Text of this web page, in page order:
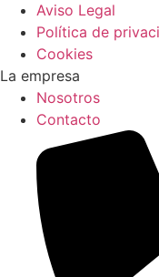
Aviso Legal
Política de
Cookies
La empresa
Nosotros
Contacto